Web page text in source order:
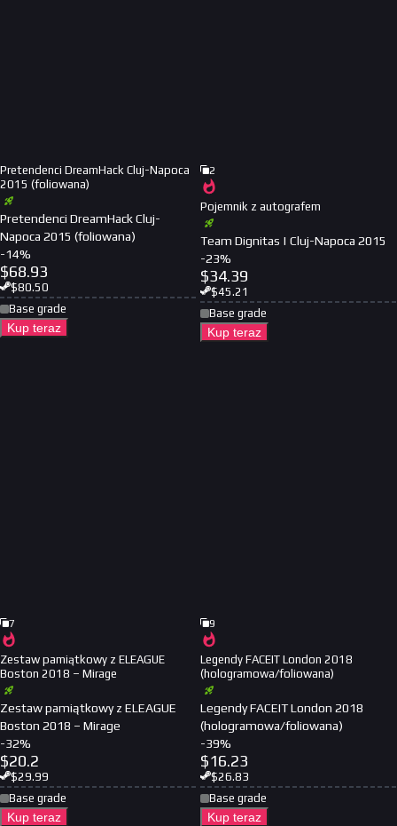
Pretendenci DreamHack Cluj-Napoca
2015 (foliowana)
Pretendenci DreamHack Cluj-
Napoca 2015 (foliowana)
-14%
$68.93
$80.50
Base grade
Kup teraz
2
Pojemnik z autografem
Team Dignitas | Cluj-Napoca 2015
-23%
$34.39
$45.21
Base grade
Kup teraz
7
Zestaw pamiątkowy z ELEAGUE
Boston 2018 – Mirage
Zestaw pamiątkowy z ELEAGUE
Boston 2018 – Mirage
-32%
$20.2
$29.99
Base grade
Kup teraz
9
Legendy FACEIT London 2018
(hologramowa/foliowana)
Legendy FACEIT London 2018
(hologramowa/foliowana)
-39%
$16.23
$26.83
Base grade
Kup teraz